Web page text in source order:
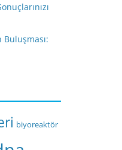
Buluşması:
biyoreaktör